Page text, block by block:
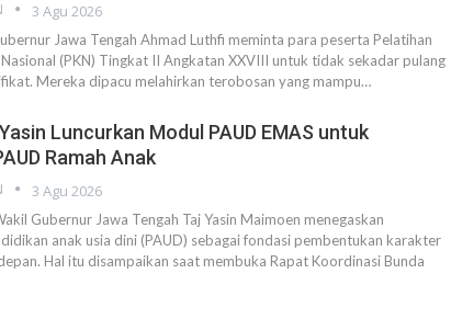
3 Agu 2026
Jawa Tengah Ahmad Luthfi meminta para peserta Pelatihan
(PKN) Tingkat II Angkatan XXVIII untuk tidak sekadar pulang
Mereka dipacu melahirkan terobosan yang mampu…
Luncurkan Modul PAUD EMAS untuk
Ramah Anak
3 Agu 2026
Gubernur Jawa Tengah Taj Yasin Maimoen menegaskan
anak usia dini (PAUD) sebagai fondasi pembentukan karakter
Hal itu disampaikan saat membuka Rapat Koordinasi Bunda